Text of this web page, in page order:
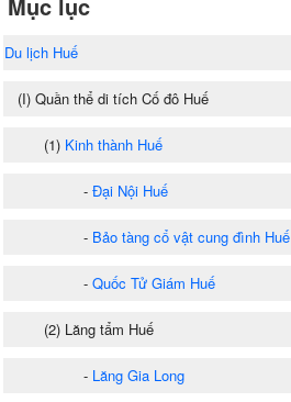
Du lịch Huế
(I) Quần thể di tích Cố đô Huế
(1) Kinh thành Huế
- Đại Nội Huế
- Bảo tàng cổ vật cung đình Huế
- Quốc Tử Giám Huế
(2) Lăng tẩm Huế
- Lăng Gia Long